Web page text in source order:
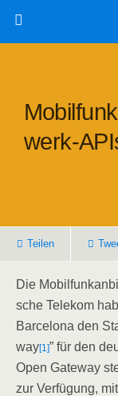
Werk-
Tei­len
Die
sche Tele­kom
Bar­ce­lo­na den
way[1]” für den
Open Gate­way
zur Ver­fü­gung,